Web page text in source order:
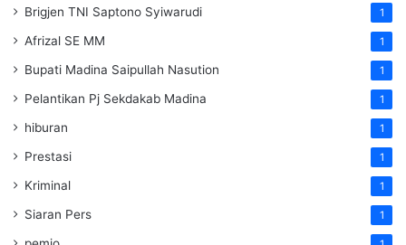
Brigjen TNI Saptono Syiwarudi 1
Afrizal SE MM 1
Bupati Madina Saipullah Nasution 1
Pelantikan Pj Sekdakab Madina 1
hiburan 1
Prestasi 1
Kriminal 1
Siaran Pers 1